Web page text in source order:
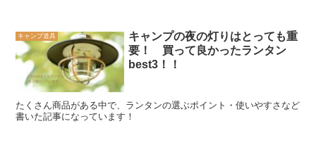
キャンプ道具
キャンプの夜の灯りはとっても重
要！ 買って良かったランタン
best3！！
たくさん商品がある中で、ランタンの選ぶポイント・使いやすさなど
書いた記事になっています！